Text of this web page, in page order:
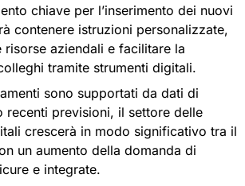
chiave per l’inserimento dei nuovi
contenere istruzioni personalizzate,
risorse aziendali e facilitare la
tramite strumenti digitali.
sono supportati da dati di
recenti previsioni, il settore delle
crescerà in modo significativo tra il
un aumento della domanda di
e integrate.